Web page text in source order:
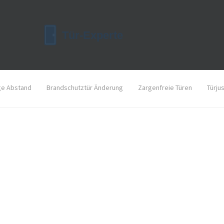
Abstand Brandschutztür Änderung Zargenfreie Türen